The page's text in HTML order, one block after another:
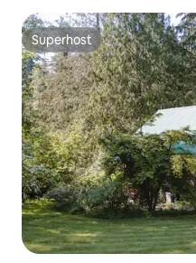
Superhost
Superhost